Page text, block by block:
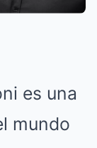
es una
mundo